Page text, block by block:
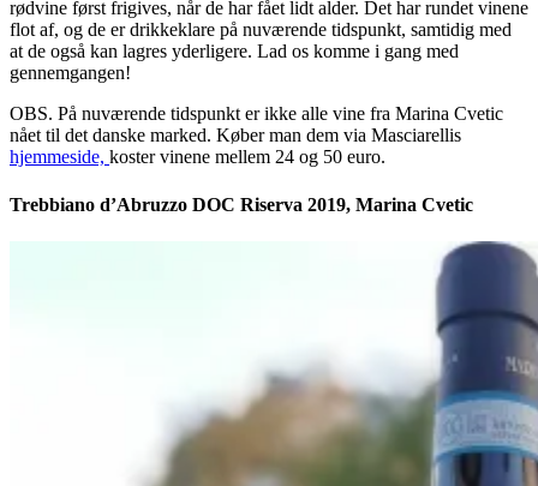
rødvine først frigives, når de har fået lidt alder. Det har rundet vinene
flot af, og de er drikkeklare på nuværende tidspunkt, samtidig med
at de også kan lagres yderligere. Lad os komme i gang med
gennemgangen!
OBS. På nuværende tidspunkt er ikke alle vine fra Marina Cvetic
nået til det danske marked. Køber man dem via Masciarellis
hjemmeside, koster vinene mellem 24 og 50 euro.
Trebbiano d’Abruzzo DOC Riserva 2019, Marina Cvetic